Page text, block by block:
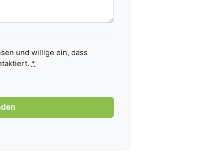
und willige ein, dass
*